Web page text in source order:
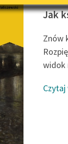
Jak
Znów
widok
Czytaj